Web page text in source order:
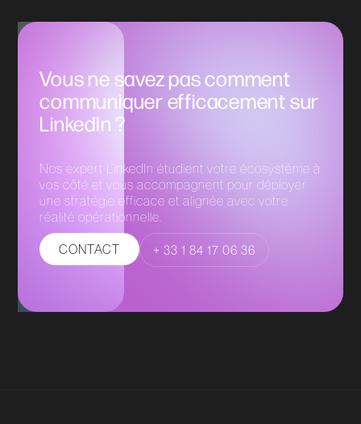
Vous ne savez pas comment
communiquer efficacement sur
LinkedIn ?
Nos expert LinkedIn étudient votre écosystème à
vos côté et vous accompagnent pour déployer
une stratégie efficace et alignée avec votre
réalité opérationnelle.
CONTACT + 33 1 84 17 06 36